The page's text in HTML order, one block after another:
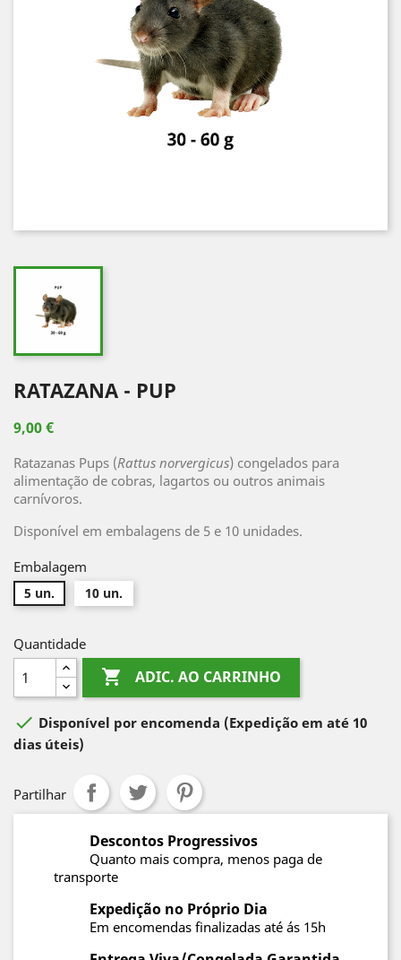
RATAZANA - PUP
9,00 €
Ratazanas Pups (Rattus norvergicus) congelados para
alimentação de cobras, lagartos ou outros animais
carnívoros.
Disponível em embalagens de 5 e 10 unidades.
Embalagem
5 un. 10 un.
Quantidade
 ADIC. AO CARRINHO
 Disponível por encomenda (Expedição em até 10
dias úteis)
Partilhar
Descontos Progressivos
Quanto mais compra, menos paga de
transporte
Expedição no Próprio Dia
Em encomendas finalizadas até ás 15h